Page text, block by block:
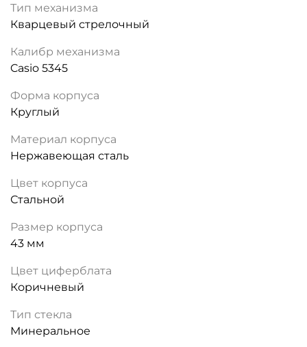
Тип механизма
Кварцевый стрелочный
Калибр механизма
Casio 5345
Форма корпуса
Круглый
Материал корпуса
Нержавеющая сталь
Цвет корпуса
Стальной
Размер корпуса
43 мм
Цвет циферблата
Коричневый
Тип стекла
Минеральное